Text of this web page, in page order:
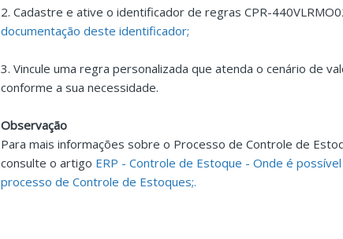
2. Cadastre e ative o identificador de regras CPR-
documentação deste identificador;
3. Vincule uma regra personalizada que atenda o cenário de
conforme a sua necessidade.
Observação
Para mais informações sobre o Processo de Controle de
consulte o artigo ERP - Controle de Estoque - Onde é
processo de Controle de Estoques;.